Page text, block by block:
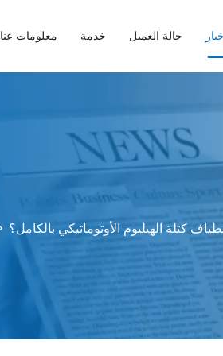
معلومات عنا خدمة حالة العميل
الهيليوم الأوتوماتيكي بالكامل؟